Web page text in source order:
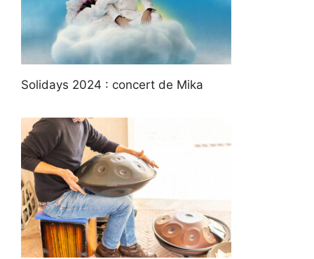
Solidays 2024 : concert de Mika